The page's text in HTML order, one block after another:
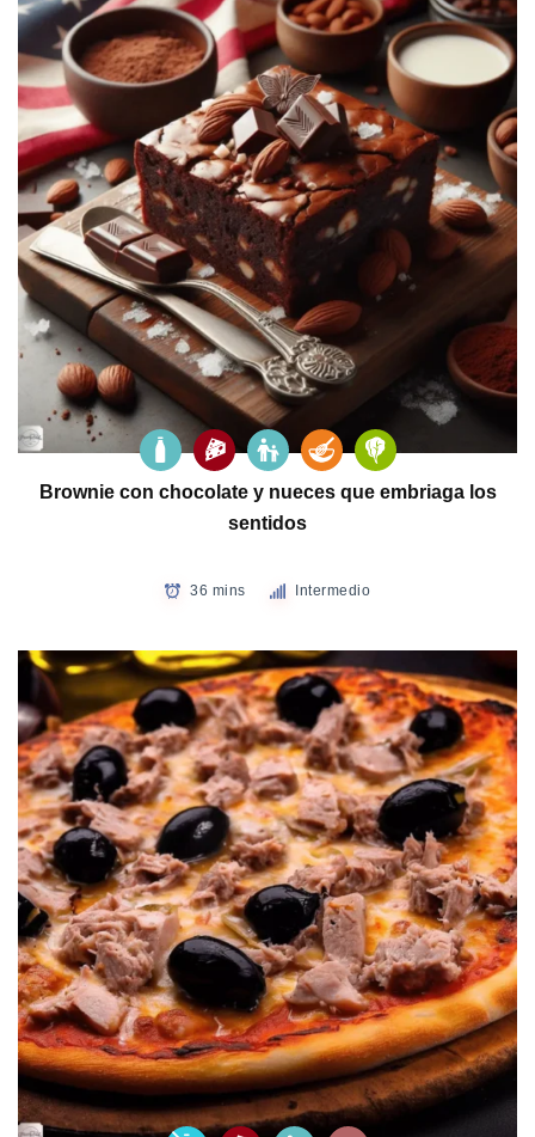
Brownie con chocolate y nueces que embriaga los
sentidos
36 mins Intermedio